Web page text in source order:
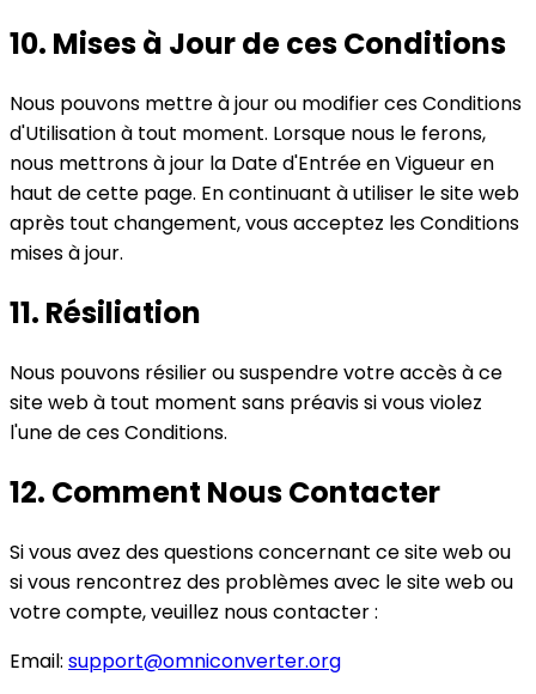
10. Mises à Jour de ces Conditions
Nous pouvons mettre à jour ou modifier ces Conditions
d'Utilisation à tout moment. Lorsque nous le ferons,
nous mettrons à jour la Date d'Entrée en Vigueur en
haut de cette page. En continuant à utiliser le site web
après tout changement, vous acceptez les Conditions
mises à jour.
11. Résiliation
Nous pouvons résilier ou suspendre votre accès à ce
site web à tout moment sans préavis si vous violez
l'une de ces Conditions.
12. Comment Nous Contacter
Si vous avez des questions concernant ce site web ou
si vous rencontrez des problèmes avec le site web ou
votre compte, veuillez nous contacter :
Email: support@omniconverter.org